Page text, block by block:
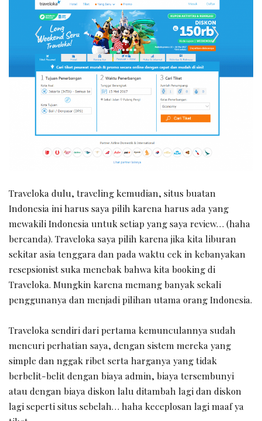
Traveloka dulu, traveling kemudian, situs buatan
Indonesia ini harus saya pilih karena harus ada yang
mewakili Indonesia untuk setiap yang saya review… (haha
bercanda). Traveloka saya pilih karena jika kita liburan
sekitar asia tenggara dan pada waktu cek in kebanyakan
resepsionist suka menebak bahwa kita booking di
Traveloka. Mungkin karena memang banyak sekali
penggunanya dan menjadi pilihan utama orang Indonesia.
Traveloka sendiri dari pertama kemunculannya sudah
mencuri perhatian saya, dengan sistem mereka yang
simple dan nggak ribet serta harganya yang tidak
berbelit-belit dengan biaya admin, biaya tersembunyi
atau dengan biaya diskon lalu ditambah lagi dan diskon
lagi seperti situs sebelah… haha keceplosan lagi maaf ya